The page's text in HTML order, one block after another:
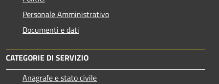
Personale Amministrativo
Documenti e dati
CATEGORIE DI SERVIZIO
Anagrafe e stato civile